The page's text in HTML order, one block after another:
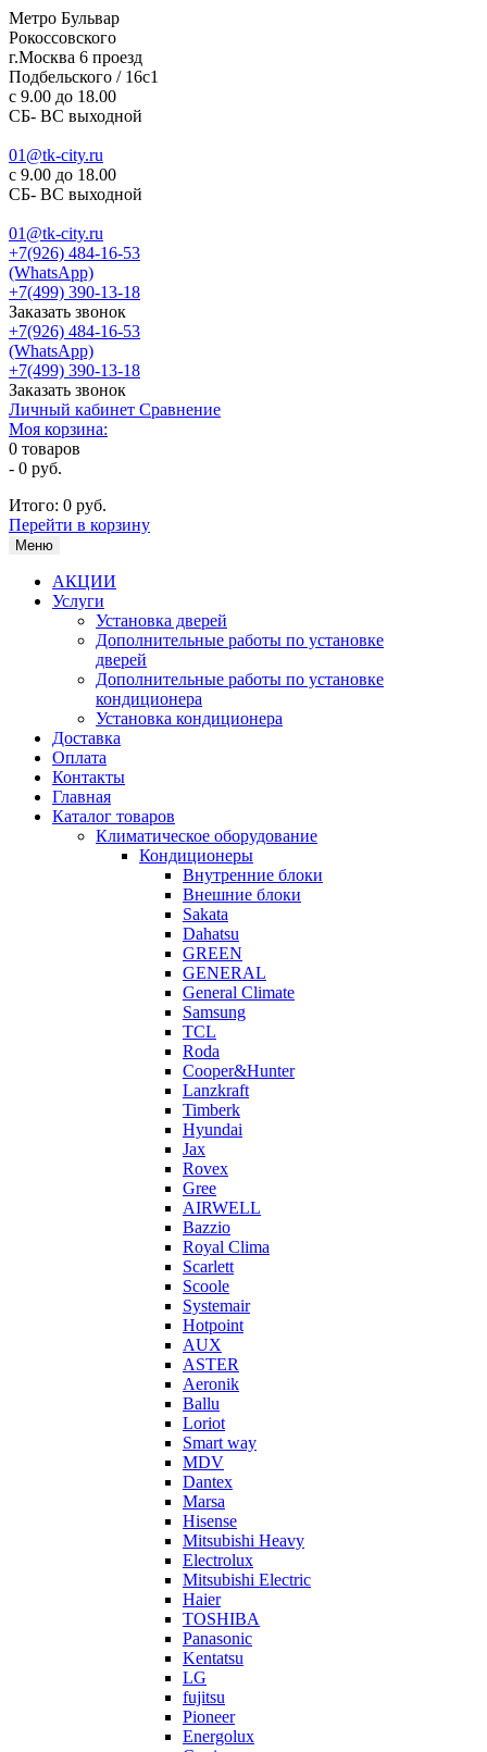
Метро Бульвар
Рокоссовского
г.Москва 6 проезд
Подбельского / 16с1
c 9.00 до 18.00
СБ- ВС выходной
01@tk-city.ru
c 9.00 до 18.00
СБ- ВС выходной
01@tk-city.ru
+7(926) 484-16-53
(WhatsApp)
+7(499) 390-13-18
Заказать звонок
+7(926) 484-16-53
(WhatsApp)
+7(499) 390-13-18
Заказать звонок
Личный кабинет Сравнение
Моя корзина:
0 товаров
- 0 руб.
Итого: 0 руб.
Перейти в корзину
Меню
АКЦИИ
Услуги
Установка дверей
Дополнительные работы по установке
дверей
Дополнительные работы по установке
кондиционера
Установка кондиционера
Доставка
Оплата
Контакты
Главная
Каталог товаров
Климатическое оборудование
Кондиционеры
Внутренние блоки
Внешние блоки
Sakata
Dahatsu
GREEN
GENERAL
General Climate
Samsung
TCL
Roda
Cooper&Hunter
Lanzkraft
Timberk
Hyundai
Jax
Rovex
Gree
AIRWELL
Bazzio
Royal Clima
Scarlett
Scoole
Systemair
Hotpoint
AUX
ASTER
Aeronik
Ballu
Loriot
Smart way
MDV
Dantex
Marsa
Hisense
Mitsubishi Heavy
Electrolux
Mitsubishi Electric
Haier
TOSHIBA
Panasonic
Kentatsu
LG
fujitsu
Pioneer
Energolux